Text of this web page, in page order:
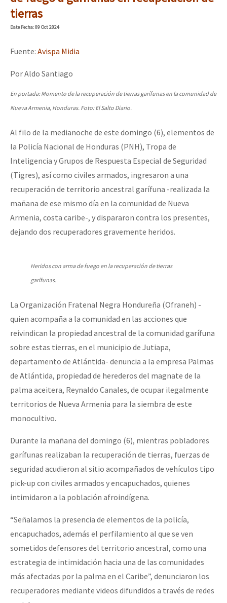
Mundo
EZLN
Migración
Mujeres
Niñxs
ETIQUETAS
MULTIMEDIA
Audio
Fotorreportaje
Otras secciones
la naturaleza bajo asedio)
Libros para descargar
Medios Libres
COVID-19
Eventos
Contacto
“Sonhando a Terra do Bem Virá” se publica no Estado Espanhol
Se o México sabe, que o mundo saiba! Nossas lutas pela
[25 abr – CDMX] Tokín por el CNI: 30 años de Resistencia y
tierras
DateFecha: 09 Oct 2024
Fuente: Avispa Midia
Por Aldo Santiago
En portada: Momento de la recuperación de tierras garífunas en la comunidad de
Nueva Armenia, Honduras. Foto: El Salto Diario.
Al filo de la medianoche de este domingo (6), elementos de
la Policía Nacional de Honduras (PNH), Tropa de
Inteligencia y Grupos de Respuesta Especial de Seguridad
(Tigres), así como civiles armados, ingresaron a una
recuperación de territorio ancestral garífuna -realizada la
mañana de ese mismo día en la comunidad de Nueva
Armenia, costa caribe-, y dispararon contra los presentes,
dejando dos recuperadores gravemente heridos.
Heridos con arma de fuego en la recuperación de tierras
garífunas.
La Organización Fratenal Negra Hondureña (Ofraneh) -
quien acompaña a la comunidad en las acciones que
reivindican la propiedad ancestral de la comunidad garífuna
sobre estas tierras, en el municipio de Jutiapa,
departamento de Atlántida- denuncia a la empresa Palmas
de Atlántida, propiedad de herederos del magnate de la
palma aceitera, Reynaldo Canales, de ocupar ilegalmente
territorios de Nueva Armenia para la siembra de este
monocultivo.
Durante la mañana del domingo (6), mientras pobladores
garífunas realizaban la recuperación de tierras, fuerzas de
seguridad acudieron al sitio acompañados de vehículos tipo
pick-up con civiles armados y encapuchados, quienes
intimidaron a la población afroindígena.
“Señalamos la presencia de elementos de la policía,
encapuchados, además el perfilamiento al que se ven
sometidos defensores del territorio ancestral, como una
estrategia de intimidación hacia una de las comunidades
más afectadas por la palma en el Caribe”, denunciaron los
recuperadores mediante videos difundidos a través de redes